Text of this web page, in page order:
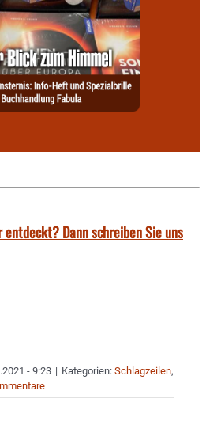
entdeckt? Dann schreiben Sie uns
- 9:23 | Kategorien: Schlagzeilen,